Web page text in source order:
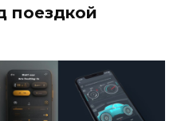
поездкой